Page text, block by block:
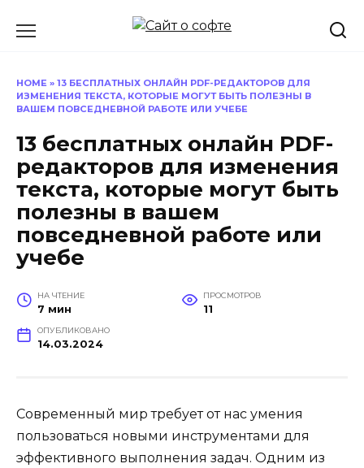
HOME » 13 БЕСПЛАТНЫХ ОНЛАЙН PDF-РЕДАКТОРОВ ДЛЯ
ИЗМЕНЕНИЯ ТЕКСТА, КОТОРЫЕ МОГУТ БЫТЬ ПОЛЕЗНЫ В
ВАШЕМ ПОВСЕДНЕВНОЙ РАБОТЕ ИЛИ УЧЕБЕ
13 бесплатных онлайн PDF-
редакторов для изменения
текста, которые могут быть
полезны в вашем
повседневной работе или
учебе
НА ЧТЕНИЕ
7 мин
ПРОСМОТРОВ
11
ОПУБЛИКОВАНО
14.03.2024
Современный мир требует от нас умения
пользоваться новыми инструментами для
эффективного выполнения задач. Одним из